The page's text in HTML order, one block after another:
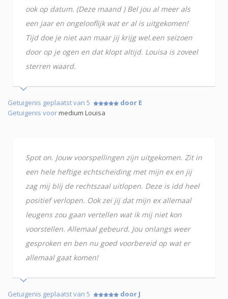
ook op datum. (Deze maand ) Bel jou al meer als
een jaar en ongelooflijk wat er al is uitgekomen!
Tijd doe je niet aan maar jij krijg wel.een seizoen
door op je ogen en dat klopt altijd. Louisa is zoveel
sterren waard.
Getuigenis geplaatst van 5
door E
Getuigenis voormedium Louisa
Spot on. Jouw voorspellingen zijn uitgekomen. Zit in
een hele heftige echtscheiding met mijn ex en jij
zag mij blij de rechtszaal uitlopen. Deze is idd heel
positief verlopen. Ook zei jij dat mijn ex allemaal
leugens zou gaan vertellen wat ik mij niet kon
voorstellen. Allemaal gebeurd. Jou onlangs weer
gesproken en ben nu goed voorbereid op wat er
allemaal gaat komen!
Getuigenis geplaatst van 5
door J